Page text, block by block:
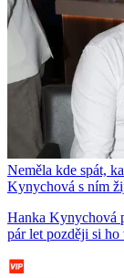
Neměla kde spát,
Kynychová s ním
Hanka Kynychová
pár let později si ho